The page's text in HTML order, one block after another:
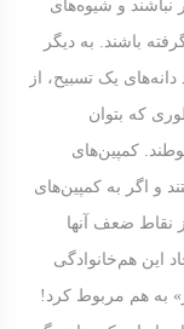
نباشند و شیوه‌های
باشند. به دیگر
دانه‌های یک تسبیح، از
که بتوان
کمپین‌های
و اگر به کمپین‌های
نقاط ضعف آنها
این هم‌خانوادگی
به هم مربوط کرد!